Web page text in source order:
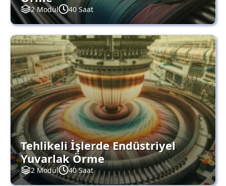
2 Modül 40 Saat
Tehlikeli İşlerde Endüstriyel
Yuvarlak Örme
2 Modül 40 Saat